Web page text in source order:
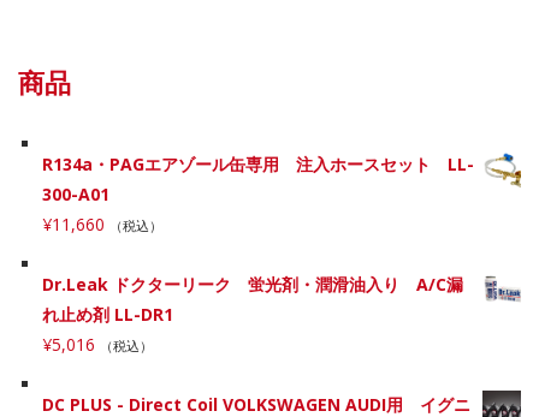
商品
R134a・PAGエアゾール缶専用 注入ホースセット LL-
300-A01
¥11,660 （税込）
Dr.Leak ドクターリーク 蛍光剤・潤滑油入り A/C漏
れ止め剤 LL-DR1
¥5,016 （税込）
DC PLUS - Direct Coil VOLKSWAGEN AUDI用 イグニ